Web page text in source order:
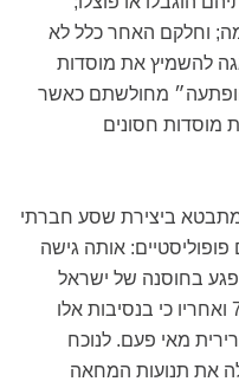
וחלקם האחר כלל לא
להשמיץ את מוסדות
מחולשתם כאשר
מוסדות חסונים
המתבטא ביצירת שסע חברתי
אותה גישה
בחוסנה של ישראל
בעיני אויביה: חלקם הכריזו לפני 7.10 ואחריו כי בנסיבות אלו
מאי פעם. לנוכח
את תנועות המחאה